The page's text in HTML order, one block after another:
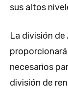
sus altos
La división de
necesarios
división de